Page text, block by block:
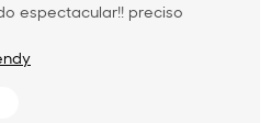
espectacular!! preciso